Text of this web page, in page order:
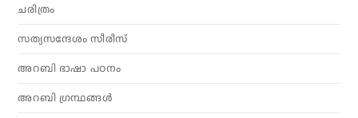
ചരിത്രം
സത്യസന്ദേശം സീരീസ്
അറബി ഭാഷാ പഠനം
അറബി ഗ്രന്ഥങ്ങൾ